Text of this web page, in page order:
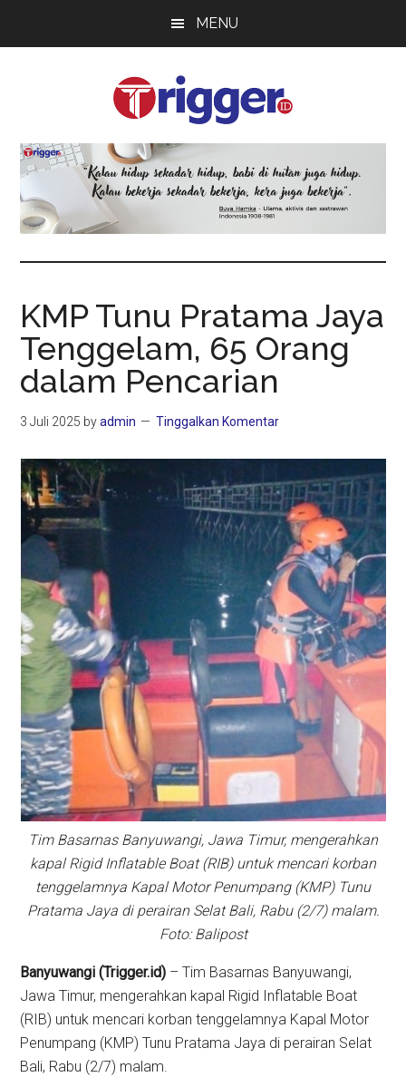
MENU
Trigger
Terkini
KMP Tunu Pratama Jaya
Tenggelam, 65 Orang
dalam Pencarian
3 Juli 2025 byadmin Tinggalkan Komentar
Tim Basarnas Banyuwangi, Jawa Timur, mengerahkan
kapal Rigid Inflatable Boat (RIB) untuk mencari korban
tenggelamnya Kapal Motor Penumpang (KMP) Tunu
Pratama Jaya di perairan Selat Bali, Rabu (2/7) malam.
Foto: Balipost
Banyuwangi (Trigger.id) – Tim Basarnas Banyuwangi,
Jawa Timur, mengerahkan kapal Rigid Inflatable Boat
(RIB) untuk mencari korban tenggelamnya Kapal Motor
Penumpang (KMP) Tunu Pratama Jaya di perairan Selat
Bali, Rabu (2/7) malam.